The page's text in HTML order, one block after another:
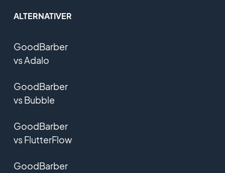
ALTERNATIVER
GoodBarber
vs Adalo
GoodBarber
vs Bubble
GoodBarber
vs FlutterFlow
GoodBarber